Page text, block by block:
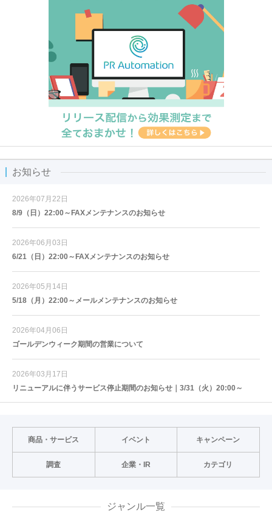
お知らせ
2026年07月22日
8/9（日）22:00～FAXメンテナンスのお知らせ
2026年06月03日
6/21（日）22:00～FAXメンテナンスのお知らせ
2026年05月14日
5/18（月）22:00～メールメンテナンスのお知らせ
2026年04月06日
ゴールデンウィーク期間の営業について
2026年03月17日
リニューアルに伴うサービス停止期間のお知らせ｜3/31（火）20:00～
商品・サービス イベント キャンペーン
調査 企業・IR カテゴリ
ジャンル一覧